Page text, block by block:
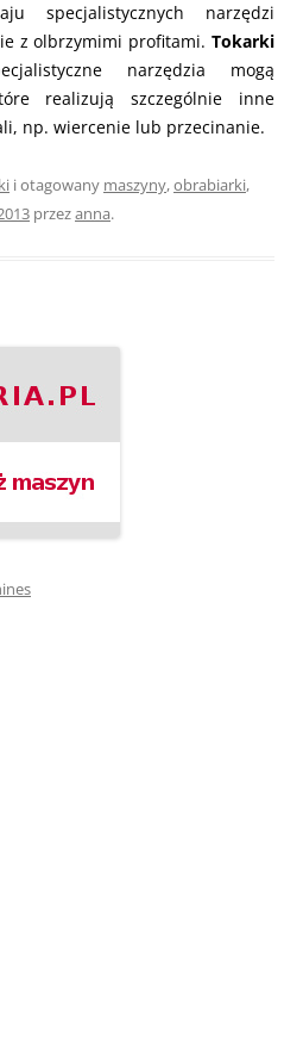
specjalistycznych narzędzi
z olbrzymimi profitami. Tokarki
narzędzia mogą
realizują szczególnie inne
np. wiercenie lub przecinanie.
i otagowany maszyny,obrabiarki,
przezanna.